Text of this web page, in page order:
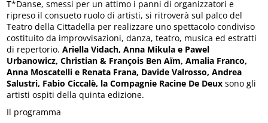
T*Danse, smessi per un attimo i panni di organizzatori e
ripreso il consueto ruolo di artisti, si ritroverà sul palco del
Teatro della Cittadella per realizzare uno spettacolo condiviso
costituito da improvvisazioni, danza, teatro, musica ed estratti
di repertorio.Ariella Vidach, Anna Mikula e Pawel
Urbanowicz, Christian & François Ben Aïm, Amalia Franco,
Anna Moscatelli e Renata Frana, Davide Valrosso, Andrea
Salustri, Fabio Ciccalè, la Compagnie Racine De Deuxsono gli
artisti ospiti della quinta edizione.
Il programma